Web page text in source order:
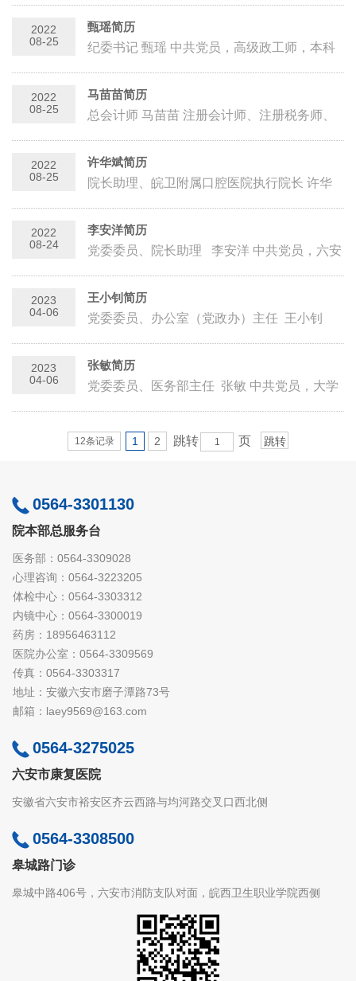
医师，本科学历，现任皖西卫生...
2022
08-25
甄瑶简历
纪委书记 甄瑶 中共党员，高级政工师，本科
市第二人民医院）党委委员、纪...
2022
08-25
马苗苗简历
总会计师 马苗苗 注册会计师、注册税务师、
历，现任皖西卫生职业学院附属...
2022
08-25
许华斌简历
院长助理、皖卫附属口腔医院执行院长 许华
任皖西卫生职业学院附属医...
2022
08-24
李安洋简历
党委委员、院长助理 李安洋 中共党员，六安
学硕士，现任皖西卫生...
2023
04-06
王小钊简历
党委委员、办公室（党政办）主任 王小钊
理师。现...
2023
04-06
张敏简历
党委委员、医务部主任 张敏 中共党员，大学
12条记录 1 2 跳转 页
0564-3301130
院本部总服务台
医务部：0564-3309028
心理咨询：0564-3223205
体检中心：0564-3303312
内镜中心：0564-3300019
药房：18956463112
医院办公室：0564-3309569
传真：0564-3303317
地址：安徽六安市磨子潭路73号
邮箱：laey9569@163.com
0564-3275025
六安市康复医院
安徽省六安市裕安区齐云西路与均河路交叉口西北侧
0564-3308500
皋城路门诊
皋城中路406号，六安市消防支队对面，皖西卫生职业学院西侧